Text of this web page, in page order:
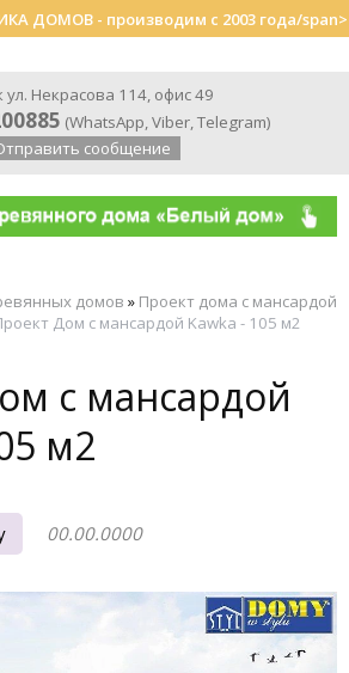
ДОМОВ - производим с 2003 года/span>
ул. Некрасова 114, офис 49
(WhatsApp,Viber,Telegram)
сообщение
домов » Проект дома с мансардой
Дом с мансардой Kawka - 105 м2
с мансардой
м2
00.00.0000